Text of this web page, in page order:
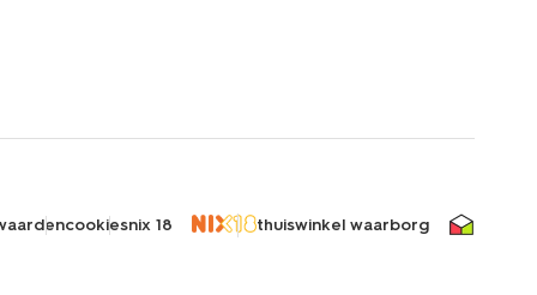
cookiesnix 18 thuiswinkel waarborg